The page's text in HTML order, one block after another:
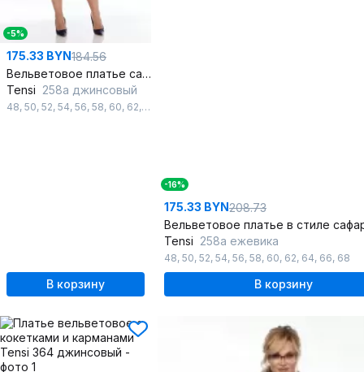
-5%
175.33 BYN184.56
Вельветовое платье сафари с карманами и разрезами
Tensi 258а джинсовый
48, 50, 52, 54, 56, 58, 60, 62, 64
В корзину
-16%
175.33 BYN208.73
Tensi 258а ежевика
48, 50, 52, 54, 56, 58, 60, 62, 64, 66, 68
В корзину